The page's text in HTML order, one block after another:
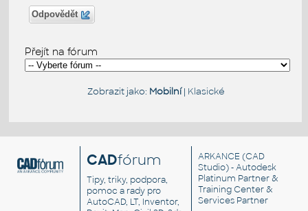
Odpovědět
Přejít na fórum
Zobrazit jako: Mobilní| Klasické
CADfórum
Tipy, triky, podpora,
pomoc a rady pro
AutoCAD, LT, Inventor,
ARKANCE (CAD
Studio) - Autodesk
Platinum Partner &
Training Center &
Services Partner